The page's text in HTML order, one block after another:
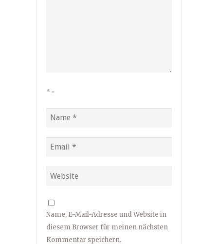
* =
Name, E-Mail-Adresse und Website in
diesem Browser für meinen nächsten
Kommentar speichern.